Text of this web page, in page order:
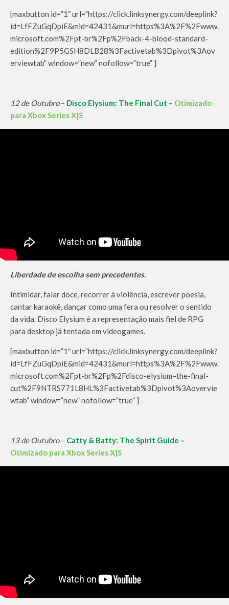
[maxbutton id=”1″ url=”https://click.linksynergy.com/deeplink?
id=LfFZuGqDpiE&mid=42431&murl=https%3A%2F%2Fwww.
microsoft.com%2Fpt-br%2Fp%2Fback-4-blood-standard-
edition%2F9P5GSH8DLB28%3Factivetab%3Dpivot%3Aov
erviewtab” window=”new” nofollow=”true” ]
12 de Outubro– Disco Elysium: The Final Cut – Otimizado
para Xbox Series X|S
Liberdade de escolha sem precedentes.
Intimidar, falar doce, recorrer à violência, escrever poesia,
cantar karaokê, dançar como uma fera ou resolver o sentido
da vida. Disco Elysium é a representação mais fiel de RPG
para desktop já tentada em videogames.
[maxbutton id=”1″ url=”https://click.linksynergy.com/deeplink?
id=LfFZuGqDpiE&mid=42431&murl=https%3A%2F%2Fwww.
microsoft.com%2Fpt-br%2Fp%2Fdisco-elysium–the-final-
cut%2F9NTRS771L8HL%3Factivetab%3Dpivot%3Aovervie
wtab” window=”new” nofollow=”true” ]
13 de Outubro– Catty & Batty: The Spirit Guide –
Otimizado para Xbox Series X|S